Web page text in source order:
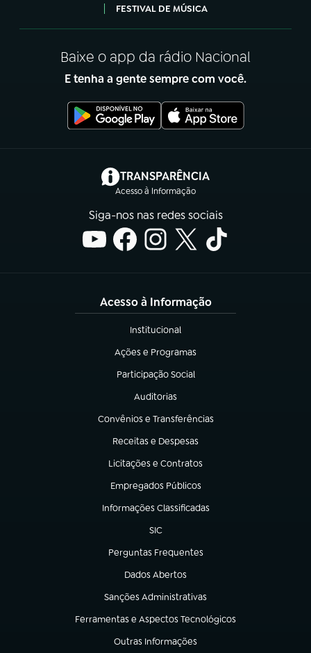
FESTIVAL DE MÚSICA
Baixe o app da rádio Nacional
E tenha a gente sempre com você.
TRANSPARÊNCIA
Acesso à Informação
(abre em nova aba)
Siga-nos nas redes sociais
Acesso à Informação
Institucional
(abre em nova aba)
Ações e Programas
(abre em nova aba)
Participação Social
(abre em nova aba)
Auditorias
(abre em nova aba)
Convênios e Transferências
(abre em nova aba)
Receitas e Despesas
(abre em nova aba)
Licitações e Contratos
(abre em nova aba)
Empregados Públicos
(abre em nova aba)
Informações Classificadas
(abre em nova aba)
SIC
(abre em nova aba)
Perguntas Frequentes
(abre em nova aba)
Dados Abertos
(abre em nova aba)
Sanções Administrativas
(abre em nova aba)
Ferramentas e Aspectos Tecnológicos
(abre em nova aba)
Outras Informações
(abre em nova aba)